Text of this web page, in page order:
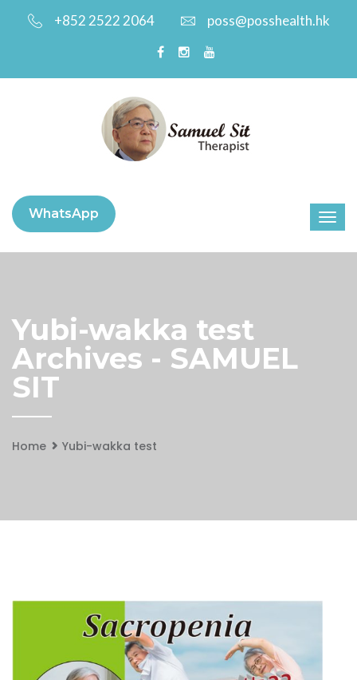
+852 2522 2064 poss@posshealth.hk
WhatsApp
Yubi-wakka test
Archives - SAMUEL
SIT
Home Yubi-wakka test